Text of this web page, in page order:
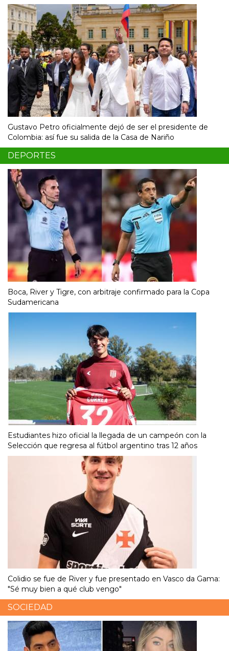
Gustavo Petro oficialmente dejó de ser el presidente de
Colombia: así fue su salida de la Casa de Nariño
DEPORTES
Boca, River y Tigre, con arbitraje confirmado para la Copa
Sudamericana
Estudiantes hizo oficial la llegada de un campeón con la
Selección que regresa al fútbol argentino tras 12 años
Colidio se fue de River y fue presentado en Vasco da Gama:
"Sé muy bien a qué club vengo"
SOCIEDAD